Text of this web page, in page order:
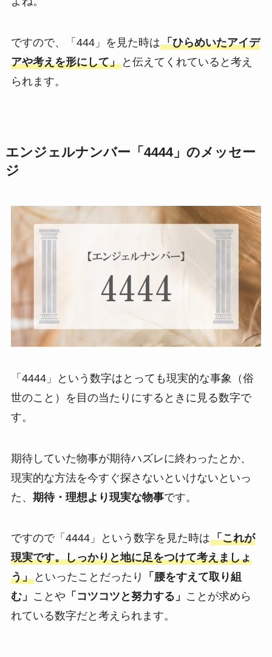
ですので、「444」を見た時は「ひらめいたアイデ
アや考えを形にして」と伝えてくれていると考え
られます。
エンジェルナンバー「4444」のメッセー
ジ
「4444」という数字はとっても現実的な事象（俗
世のこと）を目の当たりにするときに見る数字で
す。
期待していた物事が期待ハズレに終わったとか、
現実的な方法を今すぐ探さないといけないといっ
た、 期待・理想より現実な物事です。
ですので「4444」という数字を見た時は「これが
現実です。しっかりと地に足をつけて考えましょ
う」といったことだったり
「腰をすえて取り組
む」 ことや 「コツコツと努力する」 ことが求めら
れている数字だと考えられます。